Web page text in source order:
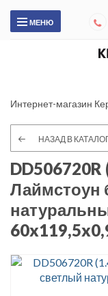
МЕНЮ
Интернет-магазин
НАЗАД В
Лаймстоун